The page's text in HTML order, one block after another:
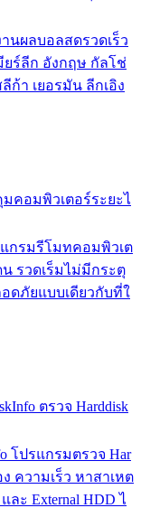
นผลบอลสดรวดเร็ว
ร์ลีก อังกฤษ กัลโช่
ก้า เยอรมัน ลีกเอิง
มคอมพิวเตอร์ระยะไ
กรมรีโมทคอมพิวเต
รวดเร็มไม่มีกระตุ
ดภัยแบบเดียวกับที่ใ
ตรวจ Harddisk
โปรแกรมตรวจ Har
ความเร็ว หาสาเหต
ละ External HDD ไ